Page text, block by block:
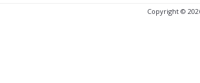
Copyright ©